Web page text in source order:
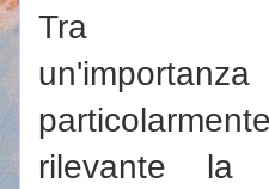
Tra
un'importanza
particolarmente
rilevante la